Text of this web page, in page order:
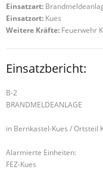
Einsatzart:
Einsatzort: Kues
Weitere Kräfte: Feuerwehr
Einsatzbericht:
B-2
BRANDMELDEANLAGE
in Bernkastel-Kues / Ortsteil
Alarmierte Einheiten:
FEZ-Kues